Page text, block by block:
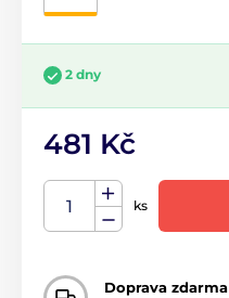
2 dny
481 Kč
ks
Doprava zdarma